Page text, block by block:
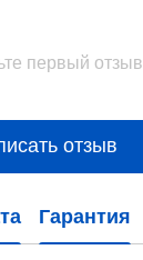
первый отзыв
отзыв
Гарантия